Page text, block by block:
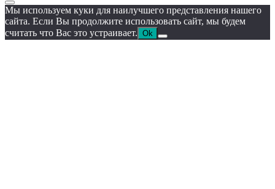
Мы используем куки для наилучшего представления нашего
сайта. Если Вы продолжите использовать сайт, мы будем
считать что Вас это устраивает. Ok